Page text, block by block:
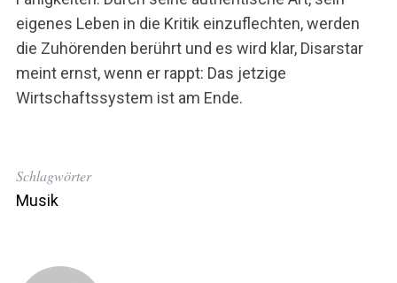
eigenes Leben in die Kritik einzuflechten, werden
die Zuhörenden berührt und es wird klar, Disarstar
meint ernst, wenn er rappt: Das jetzige
Wirtschaftssystem ist am Ende.
Schlagwörter
Musik